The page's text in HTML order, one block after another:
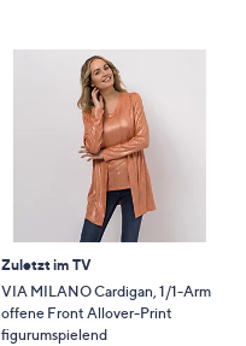
Zuletzt im TV
VIA MILANO Cardigan, 1/1-Arm
offene Front Allover-Print
figurumspielend